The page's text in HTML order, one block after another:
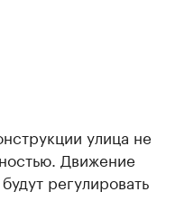
улица не
Движение
регулировать